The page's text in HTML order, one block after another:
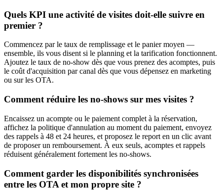
Quels KPI une activité de visites doit-elle suivre en
premier ?
Commencez par le taux de remplissage et le panier moyen —
ensemble, ils vous disent si le planning et la tarification fonctionnent.
Ajoutez le taux de no-show dès que vous prenez des acomptes, puis
le coût d'acquisition par canal dès que vous dépensez en marketing
ou sur les OTA.
Comment réduire les no-shows sur mes visites ?
Encaissez un acompte ou le paiement complet à la réservation,
affichez la politique d'annulation au moment du paiement, envoyez
des rappels à 48 et 24 heures, et proposez le report en un clic avant
de proposer un remboursement. À eux seuls, acomptes et rappels
réduisent généralement fortement les no-shows.
Comment garder les disponibilités synchronisées
entre les OTA et mon propre site ?